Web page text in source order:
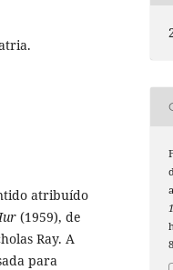
atribuído
(1959), de
Ray. A
para